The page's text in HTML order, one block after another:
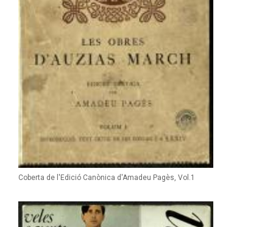
Coberta de l'Edició Canònica d'Amadeu Pagès, Vol.1